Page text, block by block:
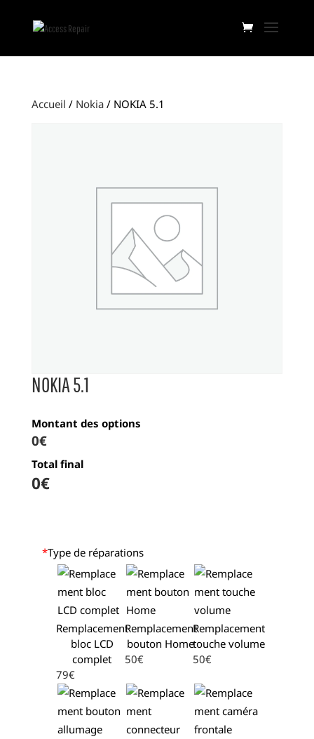
Accueil / Nokia/ NOKIA 5.1
NOKIA 5.1
Montant des options
0€
Total final
0€
*Type de réparations
Remplacement
bloc LCD
complet
79€
Remplacement
bouton Home
50€
Remplacement
touche volume
50€